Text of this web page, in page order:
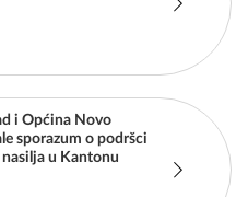
i Općina Novo
sporazum o podršci
u Kantonu